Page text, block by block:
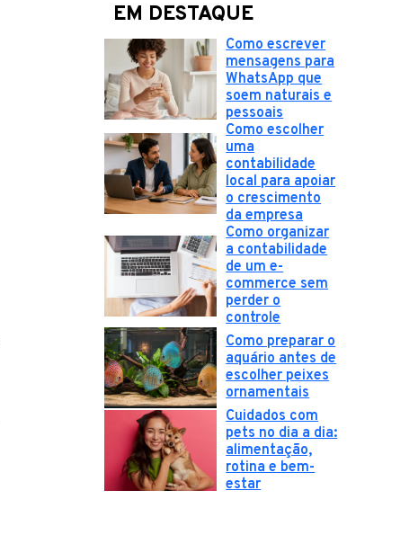
EM DESTAQUE
Como escrever
mensagens para
WhatsApp que
soem naturais e
pessoais
Como escolher
uma
contabilidade
local para apoiar
o crescimento
da empresa
Como organizar
a contabilidade
de um e-
commerce sem
perder o
controle
Como preparar o
aquário antes de
escolher peixes
ornamentais
Cuidados com
pets no dia a dia:
alimentação,
rotina e bem-
estar